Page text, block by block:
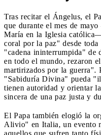
Tras recitar el Ángelus, el
que durante el mes de
María en la Iglesia
coral por la paz" desde
"cadena ininterrumpida" de
en todo el mundo, rezaron
martirizados por la guerra".
"Sabiduría Divina" pueda
tienen autoridad y orientar
sincera de una paz justa y
El Papa también elogió la
Alivio" en Italia, un evento